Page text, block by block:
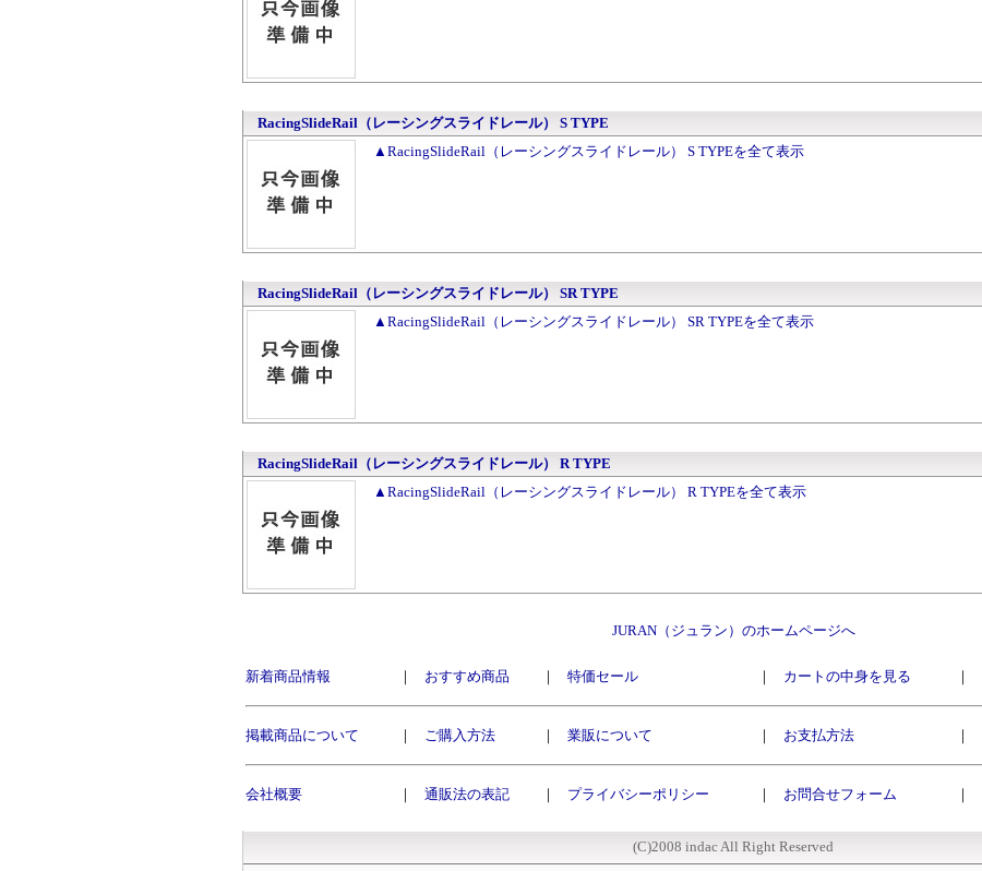
RacingSlideRail（レーシングスライドレール） S TYPE
▲RacingSlideRail（レーシングスライドレール） S TYPEを全て表示
RacingSlideRail（レーシングスライドレール） SR TYPE
▲RacingSlideRail（レーシングスライドレール） SR TYPEを全て表示
RacingSlideRail（レーシングスライドレール） R TYPE
▲RacingSlideRail（レーシングスライドレール） R TYPEを全て表示
JURAN（ジュラン）のホームページへ
新着商品情報 ｜ おすすめ商品 ｜ 特価セール ｜ カートの中身を見る ｜
掲載商品について ｜ ご購入方法 ｜ 業販について ｜ お支払方法 ｜
会社概要 ｜ 通販法の表記 ｜ プライバシーポリシー ｜ お問合せフォーム ｜
(C)2008 indac All Right Reserved